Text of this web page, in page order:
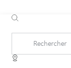
Rechercher